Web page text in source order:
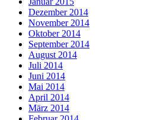
Dezember 2014
November 2014
Oktober 2014
September 2014
August 2014
Juli 2014
Juni 2014
Mai 2014
April 2014
März 2014